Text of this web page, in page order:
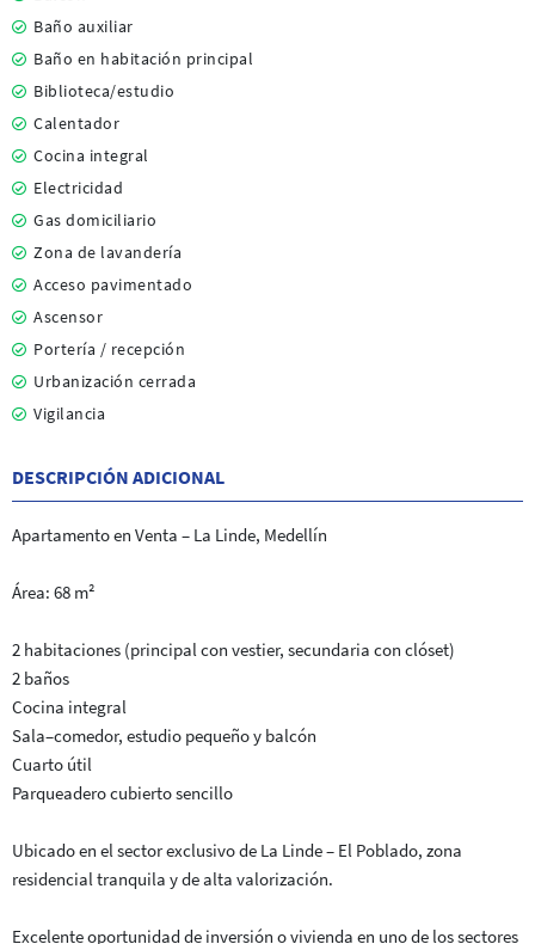
Baño auxiliar
Baño en habitación principal
Biblioteca/estudio
Calentador
Cocina integral
Electricidad
Gas domiciliario
Zona de lavandería
Acceso pavimentado
Ascensor
Portería / recepción
Urbanización cerrada
Vigilancia
DESCRIPCIÓN ADICIONAL
Apartamento en Venta – La Linde, Medellín
Área: 68 m²
2 habitaciones (principal con vestier, secundaria con clóset)
2 baños
Cocina integral
Sala–comedor, estudio pequeño y balcón
Cuarto útil
Parqueadero cubierto sencillo
Ubicado en el sector exclusivo de La Linde – El Poblado, zona
residencial tranquila y de alta valorización.
Excelente oportunidad de inversión o vivienda en uno de los sectores